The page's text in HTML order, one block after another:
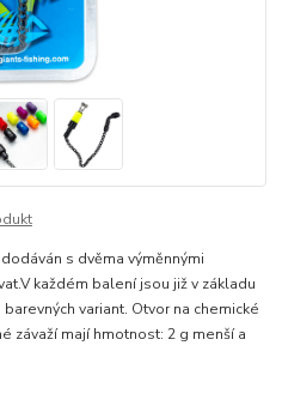
s dvěma výměnnými
každém balení jsou již v základu
variant. Otvor na chemické
závaží mají hmotnost: 2 g menší a